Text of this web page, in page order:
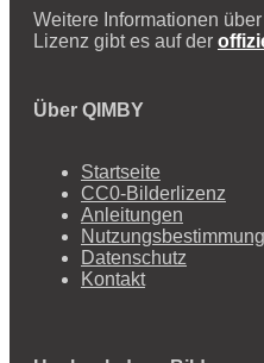
Weitere Informationen
Lizenz gibt es auf der
Über QIMBY
Startseite
CC0-Bilderlizenz
Anleitungen
Datenschutz
Kontakt